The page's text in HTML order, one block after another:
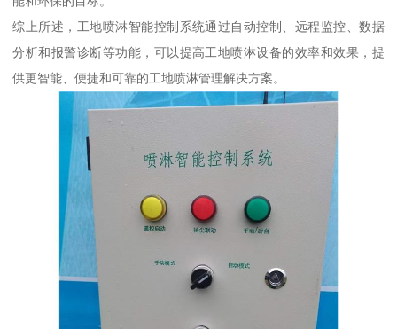
综上所述，工地喷淋智能控制系统通过自动控制、远程监控、数据
分析和报警诊断等功能，可以提高工地喷淋设备的效率和效果，提
供更智能、便捷和可靠的工地喷淋管理解决方案。